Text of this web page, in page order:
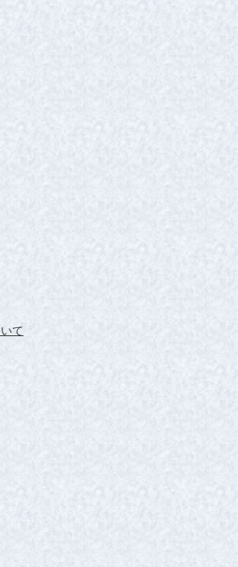
ックレスをプレゼントする予定ですが、
思っております。
れてお
のダイヤの輝きに見とれております。
全く素人でした、いろいろなサイトを検
にたどりつきました。
ネットは不安もありましたがホームペー
感がもてました。
1カラットのダイヤの写真がなかったた
ておりました。
かく可憐なイメージと混じりけのない清
する妻に贈ることができる幸せを感謝し
いました。
ます。
て